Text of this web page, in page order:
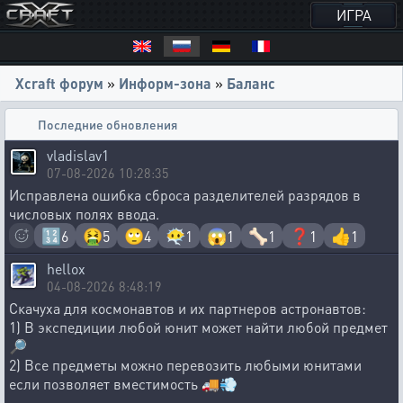
ИГРА
Xcraft форум » Информ-зона » Баланс
Последние обновления
vladislav1
07-08-2026 10:28:35
Исправлена ошибка сброса разделителей разрядов в
числовых полях ввода.
🔢 6 🤮5 🙄4 😶‍🌫️1 😱1 🦴1 ❓ 1 👍1
hellox
04-08-2026 8:48:19
Скачуха для космонавтов и их партнеров астронавтов:
1) В экспедиции любой юнит может найти любой предмет
🔎
2) Все предметы можно перевозить любыми юнитами
если позволяет вместимость 🚚💨